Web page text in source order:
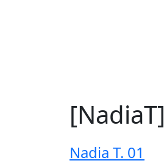
[NadiaT]
Nadia T. 01